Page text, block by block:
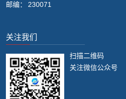
邮编：
230071
关注我们
扫描二维码
关注微信公众号